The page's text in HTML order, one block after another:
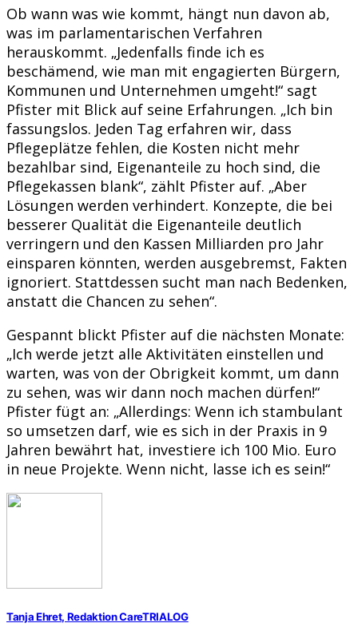
Ob wann was wie kommt, hängt nun davon ab,
was im parlamentarischen Verfahren
herauskommt. „Jedenfalls finde ich es
beschämend, wie man mit engagierten Bürgern,
Kommunen und Unternehmen umgeht!“ sagt
Pfister mit Blick auf seine Erfahrungen. „Ich bin
fassungslos. Jeden Tag erfahren wir, dass
Pflegeplätze fehlen, die Kosten nicht mehr
bezahlbar sind, Eigenanteile zu hoch sind, die
Pflegekassen blank“, zählt Pfister auf. „Aber
Lösungen werden verhindert. Konzepte, die bei
besserer Qualität die Eigenanteile deutlich
verringern und den Kassen Milliarden pro Jahr
einsparen könnten, werden ausgebremst, Fakten
ignoriert. Stattdessen sucht man nach Bedenken,
anstatt die Chancen zu sehen“.
Gespannt blickt Pfister auf die nächsten Monate:
„Ich werde jetzt alle Aktivitäten einstellen und
warten, was von der Obrigkeit kommt, um dann
zu sehen, was wir dann noch machen dürfen!“
Pfister fügt an: „Allerdings: Wenn ich stambulant
so umsetzen darf, wie es sich in der Praxis in 9
Jahren bewährt hat, investiere ich 100 Mio. Euro
in neue Projekte. Wenn nicht, lasse ich es sein!“
Tanja Ehret, Redaktion CareTRIALOG